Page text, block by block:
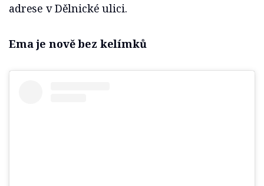
adrese v Dělnické ulici.
Ema je nově bez kelímků